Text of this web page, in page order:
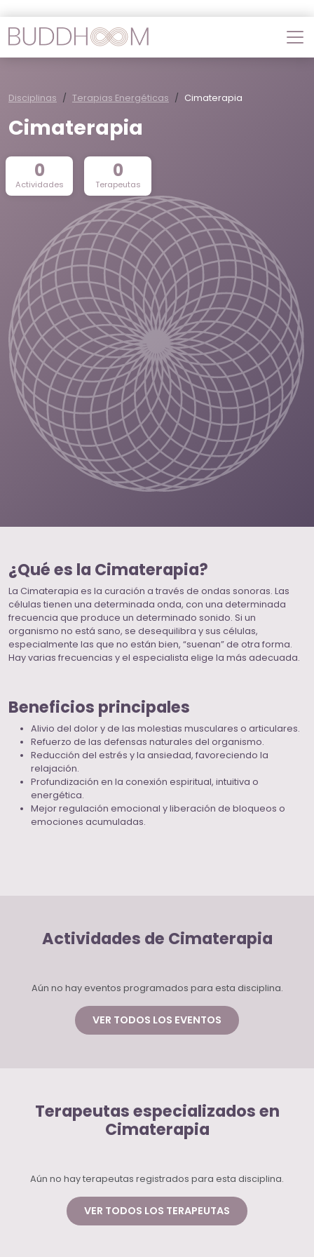
Disciplinas Terapias Energéticas Cimaterapia
Cimaterapia
0
Actividades
0
Terapeutas
¿Qué es la Cimaterapia?
La Cimaterapia es la curación a través de ondas sonoras. Las
células tienen una determinada onda, con una determinada
frecuencia que produce un determinado sonido. Si un
organismo no está sano, se desequilibra y sus células,
especialmente las que no están bien, “suenan” de otra forma.
Hay varias frecuencias y el especialista elige la más adecuada.
Beneficios principales
Alivio del dolor y de las molestias musculares o articulares.
Refuerzo de las defensas naturales del organismo.
Reducción del estrés y la ansiedad, favoreciendo la
relajación.
Profundización en la conexión espiritual, intuitiva o
energética.
Mejor regulación emocional y liberación de bloqueos o
emociones acumuladas.
Actividades de Cimaterapia
Aún no hay eventos programados para esta disciplina.
VER TODOS LOS EVENTOS
Terapeutas especializados en
Cimaterapia
Aún no hay terapeutas registrados para esta disciplina.
VER TODOS LOS TERAPEUTAS